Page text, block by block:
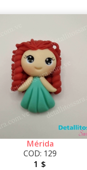
Mérida
COD: 129
1 $